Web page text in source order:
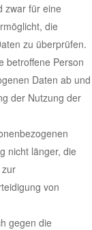
zwar für eine
die
zu überprüfen.
betroffene Person
Daten ab und
der Nutzung der
nicht länger, die
von
gegen die